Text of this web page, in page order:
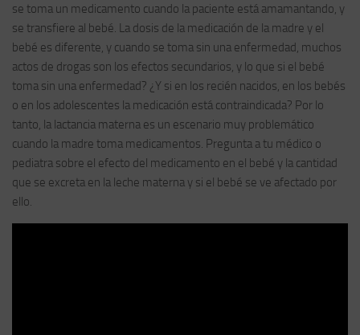
se toma un medicamento cuando la paciente está amamantando, y
se transfiere al bebé. La dosis de la medicación de la madre y el
bebé es diferente, y cuando se toma sin una enfermedad, muchos
actos de drogas son los efectos secundarios, y lo que si el bebé
toma sin una enfermedad? ¿Y si en los recién nacidos, en los bebés
o en los adolescentes la medicación está contraindicada? Por lo
tanto, la lactancia materna es un escenario muy problemático
cuando la madre toma medicamentos. Pregunta a tu médico o
pediatra sobre el efecto del medicamento en el bebé y la cantidad
que se excreta en la leche materna y si el bebé se ve afectado por
ello.